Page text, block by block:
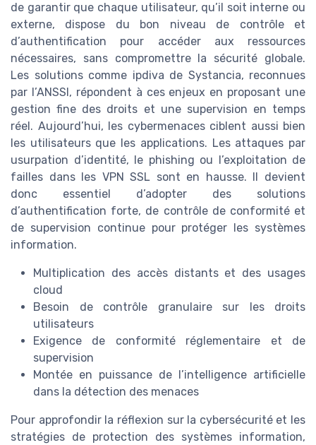
de garantir que chaque utilisateur, qu’il soit interne ou
externe, dispose du bon niveau de contrôle et
d’authentification pour accéder aux ressources
nécessaires, sans compromettre la sécurité globale.
Les solutions comme ipdiva de Systancia, reconnues
par l’ANSSI, répondent à ces enjeux en proposant une
gestion fine des droits et une supervision en temps
réel. Aujourd’hui, les cybermenaces ciblent aussi bien
les utilisateurs que les applications. Les attaques par
usurpation d’identité, le phishing ou l’exploitation de
failles dans les VPN SSL sont en hausse. Il devient
donc essentiel d’adopter des solutions
d’authentification forte, de contrôle de conformité et
de supervision continue pour protéger les systèmes
information.
Multiplication des accès distants et des usages
cloud
Besoin de contrôle granulaire sur les droits
utilisateurs
Exigence de conformité réglementaire et de
supervision
Montée en puissance de l’intelligence artificielle
dans la détection des menaces
Pour approfondir la réflexion sur la cybersécurité et les
stratégies de protection des systèmes information,